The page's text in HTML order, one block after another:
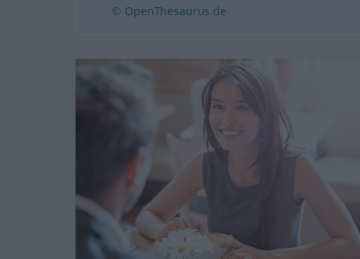
© OpenThesaurus.de